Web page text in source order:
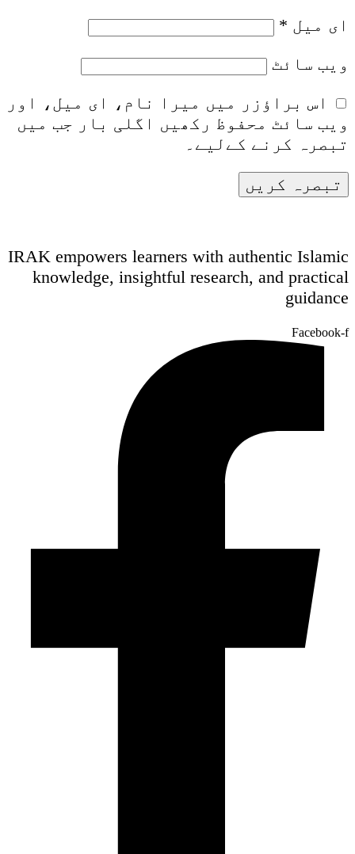
ای میل *
ویب‌ سائٹ
اس براؤزر میں میرا نام، ای میل، اور
ویب سائٹ محفوظ رکھیں اگلی بار جب میں
تبصرہ کرنے کےلیے۔
IRAK empowers learners with authentic Islamic
knowledge, insightful research, and practical
guidance
Facebook-f